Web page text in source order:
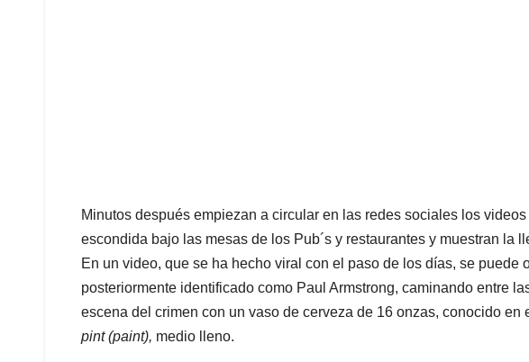
Minutos después empiezan a circular en las redes sociales los
escondida bajo las mesas de los Pub´s y restaurantes y muestran la
En un video, que se ha hecho viral con el paso de los días, se puede
posteriormente identificado como Paul Armstrong, caminando entre
escena del crimen con un vaso de cerveza de 16 onzas, conocido en
pint (paint), medio lleno.